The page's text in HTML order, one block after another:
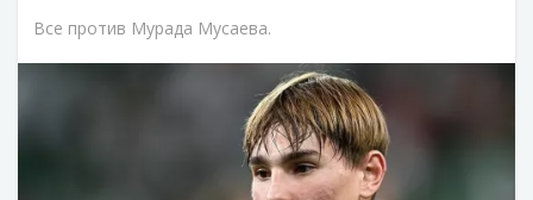
Все против Мурада Мусаева.